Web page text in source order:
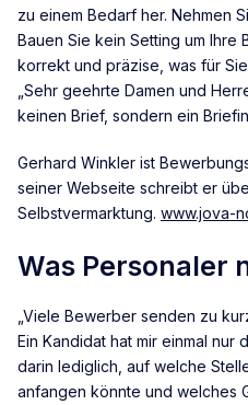
zu einem Bedarf her. Nehmen
Bauen Sie kein Setting um Ihre
korrekt und präzise, was für
„Sehr geehrte Damen und
keinen Brief, sondern ein
Gerhard Winkler ist
seiner Webseite schreibt er
Selbstvermarktung. www.jova-
Was Personaler
„Viele Bewerber senden zu
Ein Kandidat hat mir einmal nur
darin lediglich, auf welche
anfangen könnte und welches